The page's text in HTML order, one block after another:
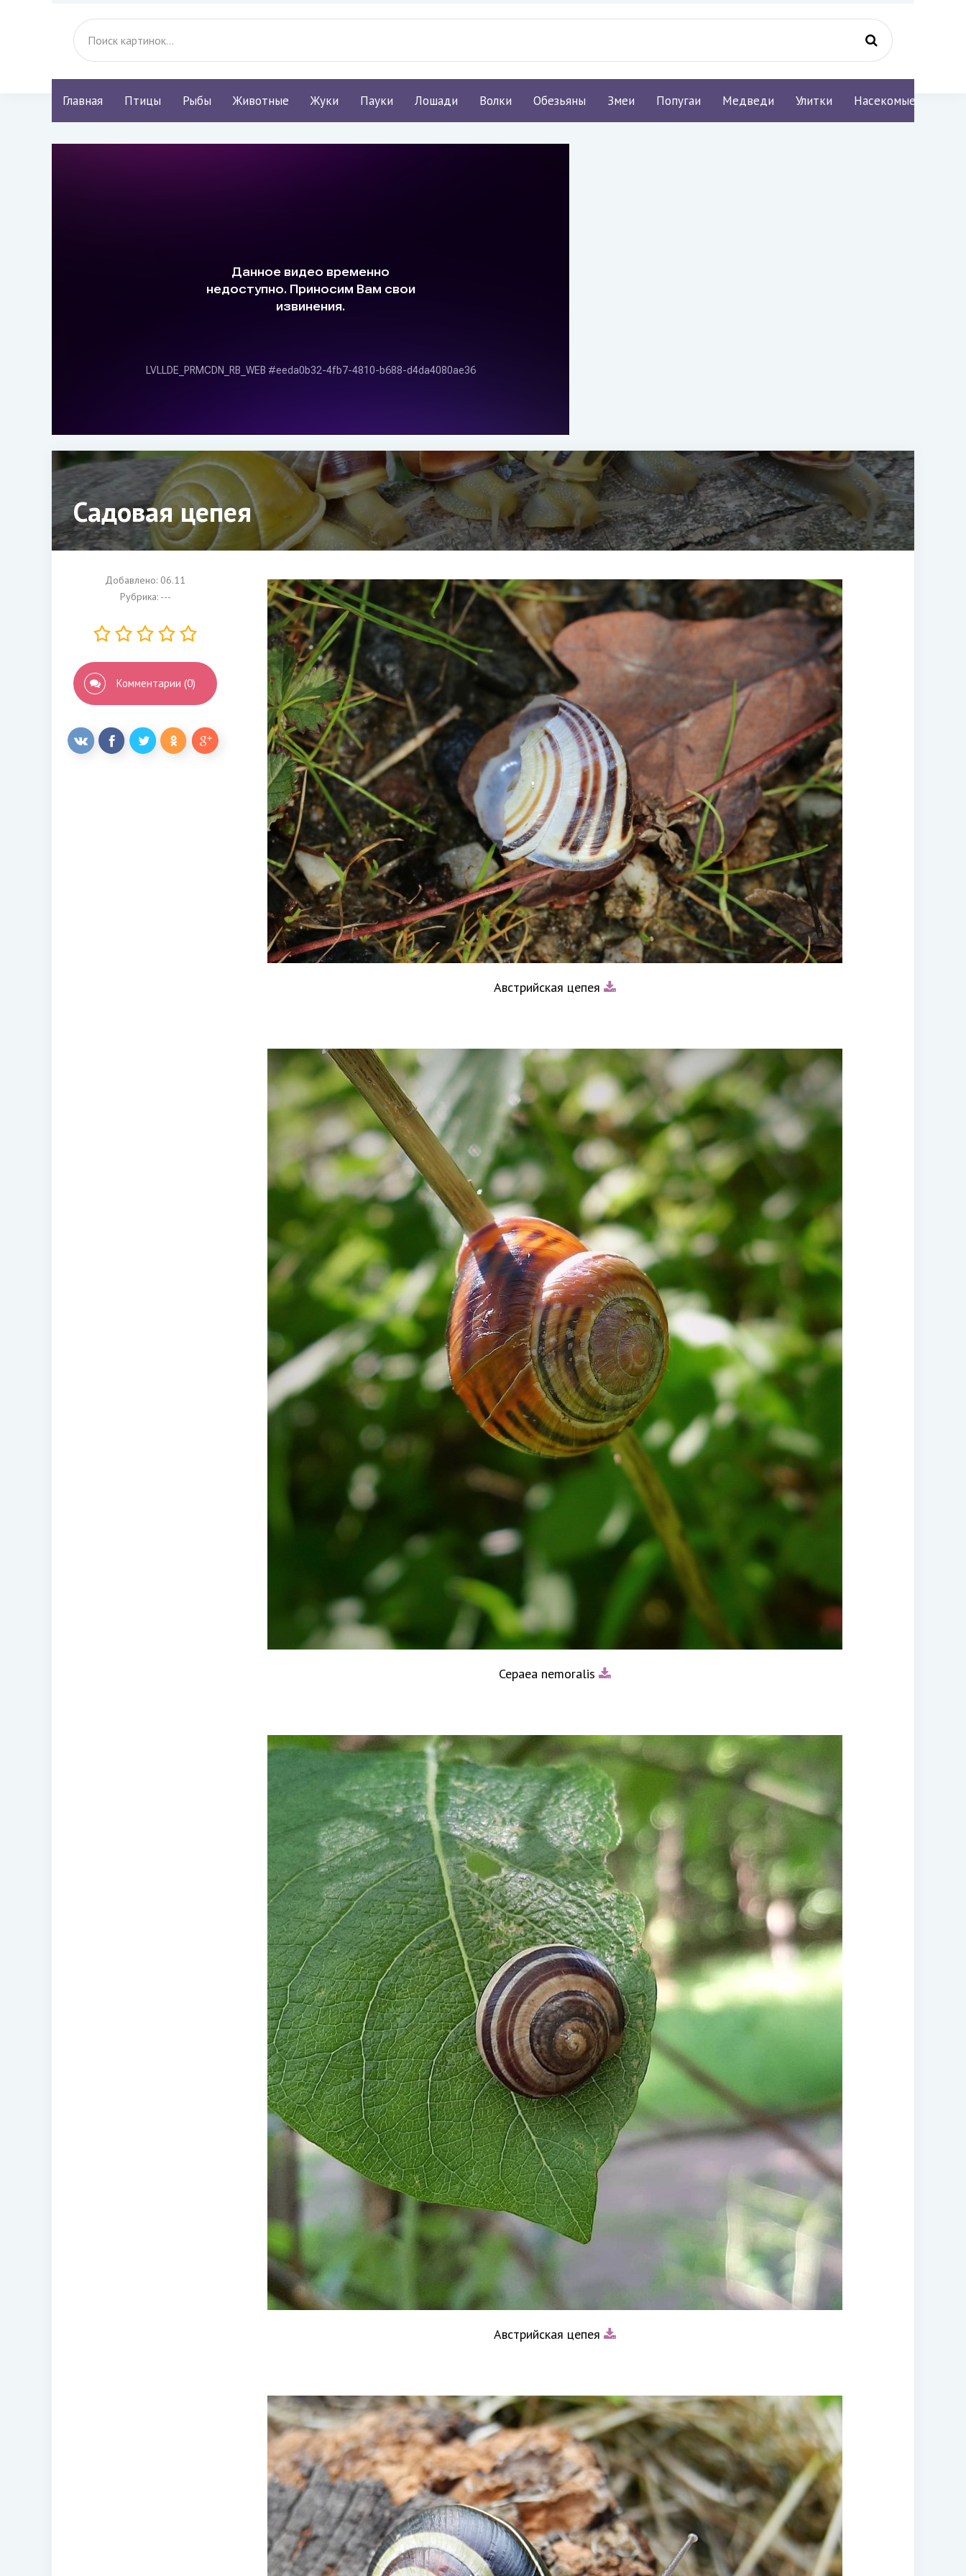
Главная Птицы Рыбы Животные Жуки Пауки Лошади Волки Обезьяны Змеи Попугаи Медведи Улитки Насекомые
Садовая цепея
Добавлено: 06.11
Рубрика: ---
Комментарии (0)
Австрийская цепея
Cepaea nemoralis
Австрийская цепея